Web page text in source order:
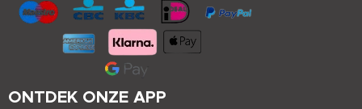
ONTDEK ONZE APP